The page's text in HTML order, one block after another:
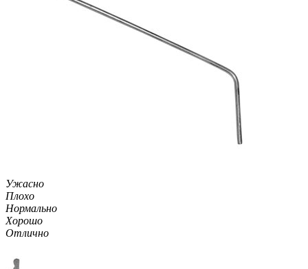
Ужасно
Плохо
Нормально
Хорошо
Отлично